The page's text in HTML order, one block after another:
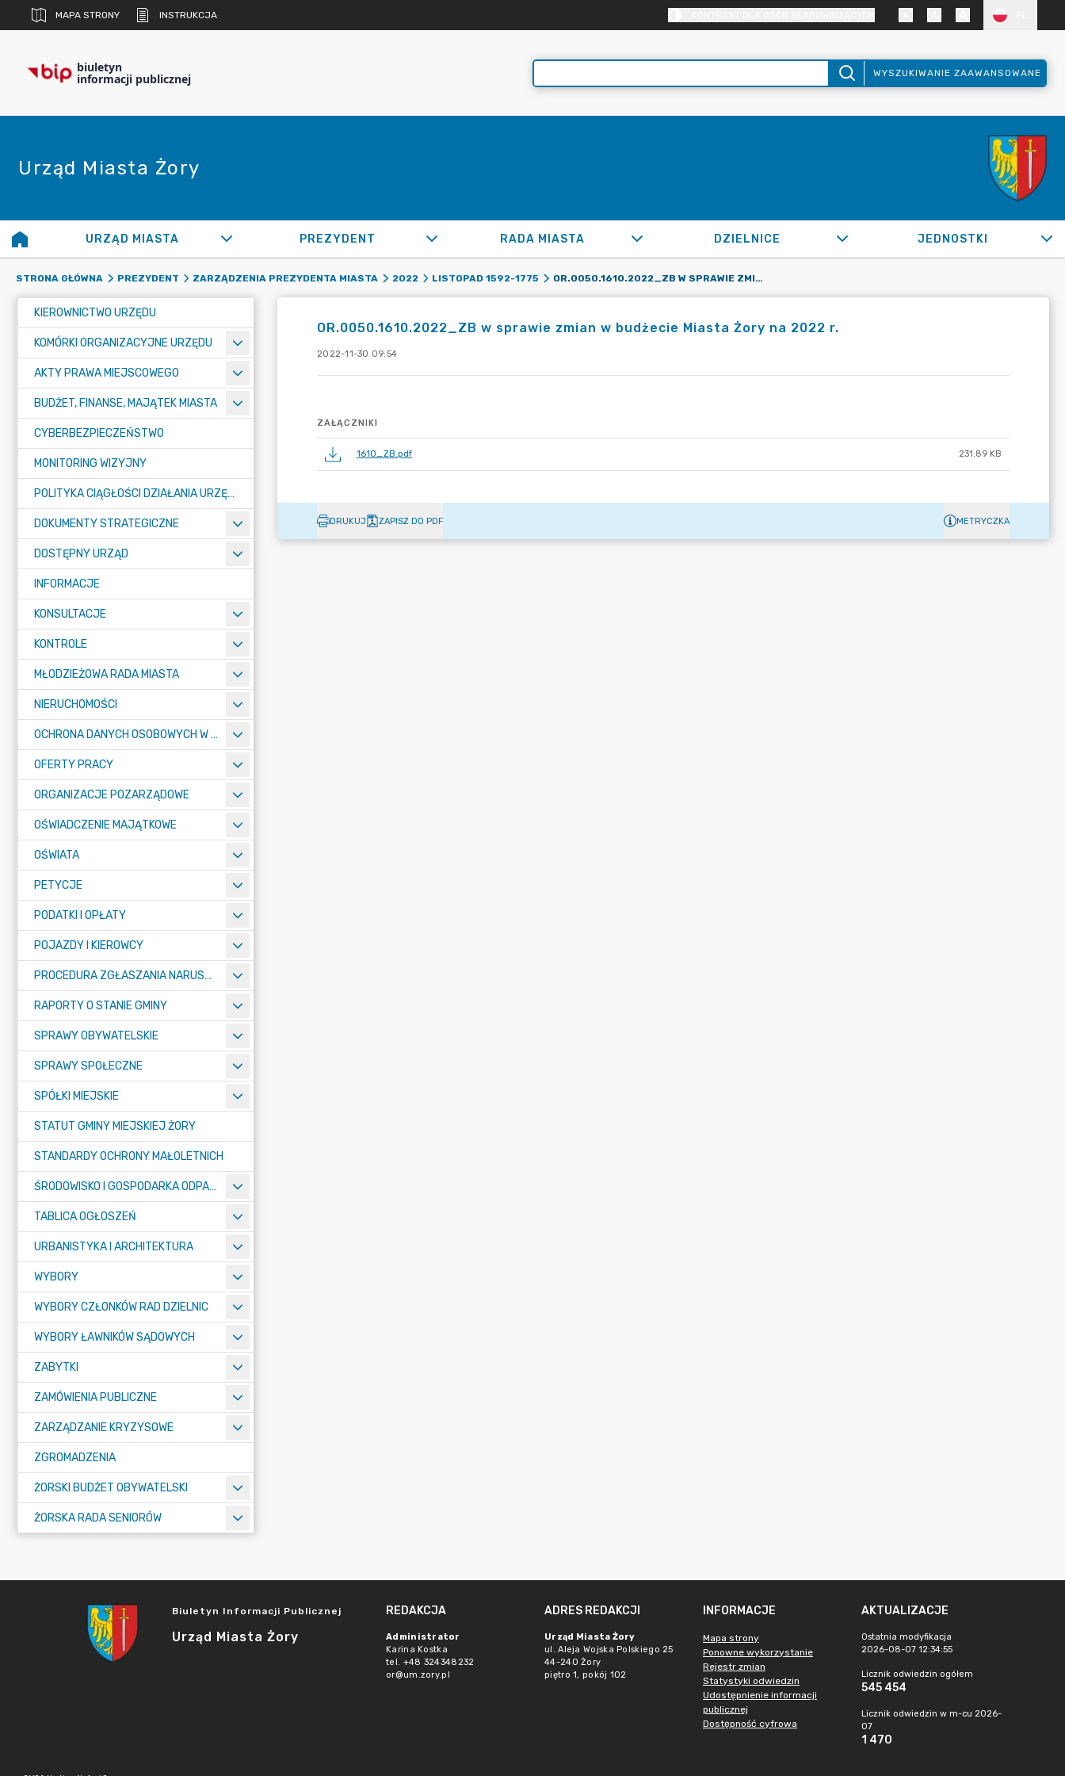
MAPA STRONY INSTRUKCJA
biuletyn
informacji publicznej WYSZUKIWANIE ZAAWANSOWANE
Urząd Miasta Żory
URZĄD MIASTA PREZYDENT RADA MIASTA DZIELNICE JEDNOSTKI
STRONA GŁÓWNA PREZYDENT ZARZĄDZENIA PREZYDENTA MIASTA 2022 LISTOPAD 1592-1775 OR.0050.1610.2022_ZB W SPRAWIE ZMIAN W BUDŻECIE MIASTA ŻORY NA 2022 R.
KIEROWNICTWO URZĘDU
KOMÓRKI ORGANIZACYJNE URZĘDU
AKTY PRAWA MIEJSCOWEGO
BUDŻET, FINANSE, MAJĄTEK MIASTA
CYBERBEZPIECZEŃSTWO
MONITORING WIZYJNY
POLITYKA CIĄGŁOŚCI DZIAŁANIA URZĘDU MIASTA ŻORY
DOKUMENTY STRATEGICZNE
DOSTĘPNY URZĄD
INFORMACJE
KONSULTACJE
KONTROLE
MŁODZIEŻOWA RADA MIASTA
NIERUCHOMOŚCI
OCHRONA DANYCH OSOBOWYCH W URZĘDZIE MIASTA ŻORY - RODO
OFERTY PRACY
ORGANIZACJE POZARZĄDOWE
OŚWIADCZENIE MAJĄTKOWE
OŚWIATA
PETYCJE
PODATKI I OPŁATY
POJAZDY I KIEROWCY
PROCEDURA ZGŁASZANIA NARUSZEŃ PRAWA
RAPORTY O STANIE GMINY
SPRAWY OBYWATELSKIE
SPRAWY SPOŁECZNE
SPÓŁKI MIEJSKIE
STATUT GMINY MIEJSKIEJ ŻORY
STANDARDY OCHRONY MAŁOLETNICH
ŚRODOWISKO I GOSPODARKA ODPADAMI
TABLICA OGŁOSZEŃ
URBANISTYKA I ARCHITEKTURA
WYBORY
WYBORY CZŁONKÓW RAD DZIELNIC
WYBORY ŁAWNIKÓW SĄDOWYCH
ZABYTKI
ZAMÓWIENIA PUBLICZNE
ZARZĄDZANIE KRYZYSOWE
ZGROMADZENIA
ŻORSKI BUDŻET OBYWATELSKI
ŻORSKA RADA SENIORÓW
OR.0050.1610.2022_ZB w sprawie zmian w budżecie Miasta Żory na 2022 r.
2022-11-30 09:54
ZAŁĄCZNIKI
1610_ZB.pdf 231.89 KB
DRUKUJ ZAPISZ DO PDF METRYCZKA
Biuletyn Informacji Publicznej
Urząd Miasta Żory
REDAKCJA
Administrator
Karina Kostka
tel. +48 324348232
or@um.zory.pl
ADRES REDAKCJI
Urząd Miasta Żory
ul. Aleja Wojska Polskiego 25
44-240 Żory
piętro 1, pokój 102
INFORMACJE
Mapa strony
Ponowne wykorzystanie
Rejestr zmian
Statystyki odwiedzin
Udostępnienie informacji
publicznej
Dostępność cyfrowa
AKTUALIZACJE
Ostatnia modyfikacja
2026-08-07 12:34:55
Licznik odwiedzin ogółem
545 454
Licznik odwiedzin w m-cu 2026-
07
1 470